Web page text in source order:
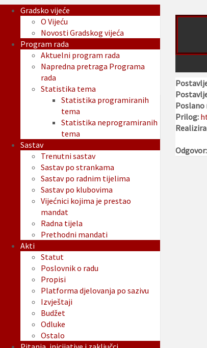
Poslano
Prilog:
Odgovor:
Gradsko vijeće
O Vijeću
Novosti Gradskog vijeća
Program rada
Aktuelni program rada
Napredna pretraga Programa
rada
Statistika tema
Statistika programiranih
tema
Statistika neprogramiranih
tema
Sastav
Trenutni sastav
Sastav po strankama
Sastav po radnim tijelima
Sastav po klubovima
Vijećnici kojima je prestao
mandat
Radna tijela
Prethodni mandati
Akti
Statut
Poslovnik o radu
Propisi
Platforma djelovanja po sazivu
Izvještaji
Budžet
Odluke
Ostalo